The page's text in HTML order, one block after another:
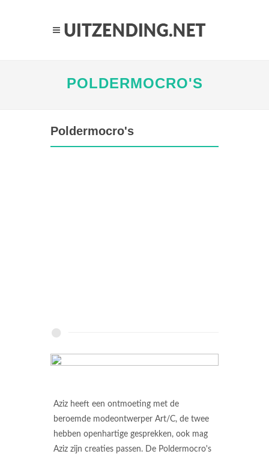
POLDERMOCRO'S
Poldermocro's
Aziz heeft een ontmoeting met de
beroemde modeontwerper Art/C, de twee
hebben openhartige gesprekken, ook mag
Aziz zijn creaties passen. De Poldermocro's